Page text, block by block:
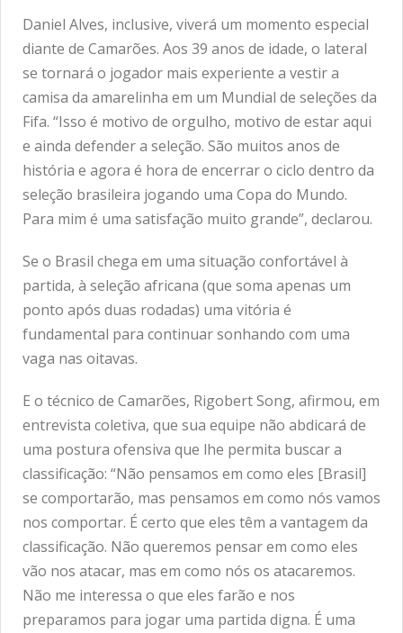
Daniel Alves, inclusive, viverá um momento especial
diante de Camarões. Aos 39 anos de idade, o lateral
se tornará o jogador mais experiente a vestir a
camisa da amarelinha em um Mundial de seleções da
Fifa. “Isso é motivo de orgulho, motivo de estar aqui
e ainda defender a seleção. São muitos anos de
história e agora é hora de encerrar o ciclo dentro da
seleção brasileira jogando uma Copa do Mundo.
Para mim é uma satisfação muito grande”, declarou.
Se o Brasil chega em uma situação confortável à
partida, à seleção africana (que soma apenas um
ponto após duas rodadas) uma vitória é
fundamental para continuar sonhando com uma
vaga nas oitavas.
E o técnico de Camarões, Rigobert Song, afirmou, em
entrevista coletiva, que sua equipe não abdicará de
uma postura ofensiva que lhe permita buscar a
classificação: “Não pensamos em como eles [Brasil]
se comportarão, mas pensamos em como nós vamos
nos comportar. É certo que eles têm a vantagem da
classificação. Não queremos pensar em como eles
vão nos atacar, mas em como nós os atacaremos.
Não me interessa o que eles farão e nos
preparamos para jogar uma partida digna. É uma